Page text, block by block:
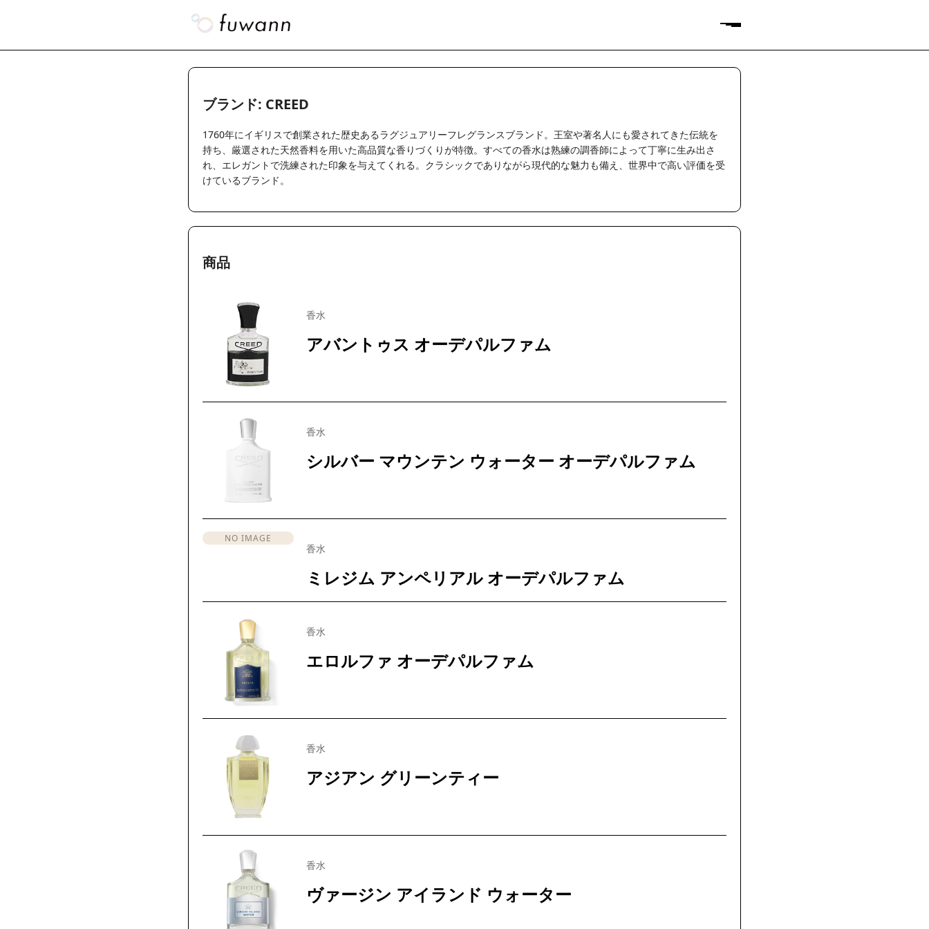
ブランド: CREED
1760年にイギリスで創業された歴史あるラグジュアリーフレグランスブランド。王室や著名人にも愛されてきた伝統を
持ち、厳選された天然香料を用いた高品質な香りづくりが特徴。すべての香水は熟練の調香師によって丁寧に生み出さ
れ、エレガントで洗練された印象を与えてくれる。クラシックでありながら現代的な魅力も備え、世界中で高い評価を受
けているブランド。
商品
香水
アバントゥス オーデパルファム
香水
シルバー マウンテン ウォーター オーデパルファム
NO IMAGE
香水
ミレジム アンペリアル オーデパルファム
香水
エロルファ オーデパルファム
香水
アジアン グリーンティー
香水
ヴァージン アイランド ウォーター